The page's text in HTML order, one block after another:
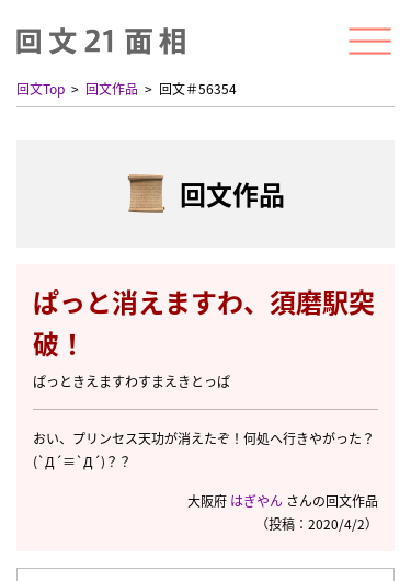
回文Top 回文作品 回文＃56354
回文作品
ぱっと消えますわ、須磨駅突
破！
ぱっときえますわすまえきとっぱ
おい、プリンセス天功が消えたぞ！何処へ行きやがった？
(`Д´≡`Д´)？？
大阪府 はぎやん さんの回文作品
（投稿：2020/4/2）